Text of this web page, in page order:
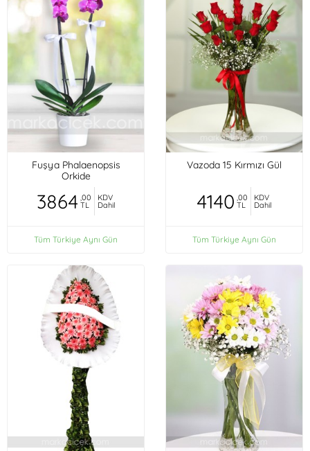
Fuşya Phalaenopsis
Orkide
3864 ,00
TL
KDV
Dahil
Tüm Türkiye Aynı Gün
Vazoda 15 Kırmızı Gül
4140 ,00
TL
KDV
Dahil
Tüm Türkiye Aynı Gün